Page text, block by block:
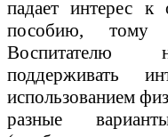
падает интерес
пособию, тому
Воспитателю
поддерживать
использованием
разные